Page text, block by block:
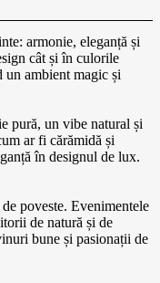
armonie, eleganță și
cât și în culorile
un ambient magic și
pură, un vibe natural și
ar fi cărămidă și
în designul de lux.
poveste. Evenimentele
de natură și de
bune și pasionații de